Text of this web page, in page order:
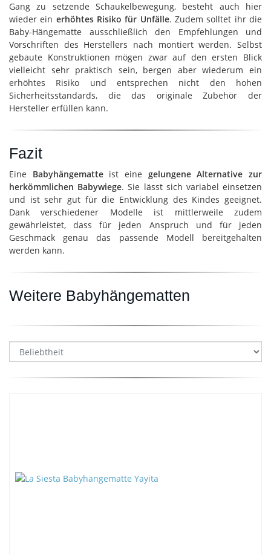
Gang zu setzende Schaukelbewegung, besteht auch hier
wieder ein erhöhtes Risiko für Unfälle. Zudem solltet ihr die
Baby-Hängematte ausschließlich den Empfehlungen und
Vorschriften des Herstellers nach montiert werden. Selbst
gebaute Konstruktionen mögen zwar auf den ersten Blick
vielleicht sehr praktisch sein, bergen aber wiederum ein
erhöhtes Risiko und entsprechen nicht den hohen
Sicherheitsstandards, die das originale Zubehör der
Hersteller erfüllen kann.
Fazit
Eine Babyhängematteist eine gelungene Alternative zur
herkömmlichen Babywiege. Sie lässt sich variabel einsetzen
und ist sehr gut für die Entwicklung des Kindes geeignet.
Dank verschiedener Modelle ist mittlerweile zudem
gewährleistet, dass für jeden Anspruch und für jeden
Geschmack genau das passende Modell bereitgehalten
werden kann.
Weitere Babyhängematten